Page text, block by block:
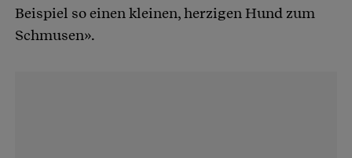
Beispiel so einen kleinen, herzigen Hund zum
Schmusen».